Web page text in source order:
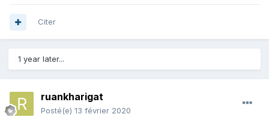
Citer
1 year later...
ruankharigat
Posté(e) 13 février 2020